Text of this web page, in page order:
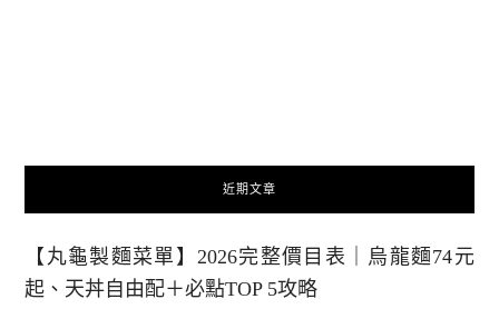
近期文章
【丸龜製麵菜單】2026完整價目表｜烏龍麵74元
起、天丼自由配＋必點TOP 5攻略